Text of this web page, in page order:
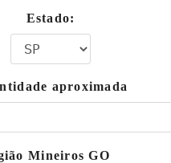
Estado:
aproximada
Mineiros GO